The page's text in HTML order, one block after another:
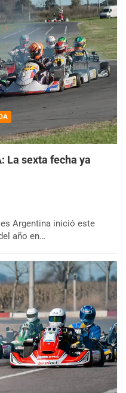
La sexta fecha ya
Argentina inició este
año en…